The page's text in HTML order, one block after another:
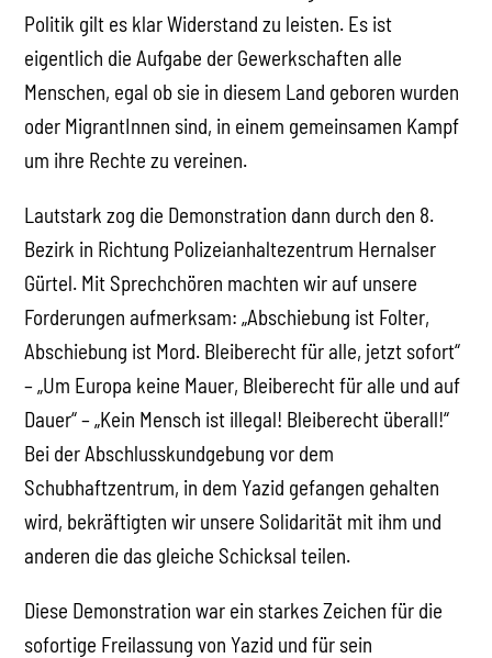
Politik gilt es klar Widerstand zu leisten. Es ist
eigentlich die Aufgabe der Gewerkschaften alle
Menschen, egal ob sie in diesem Land geboren wurden
oder MigrantInnen sind, in einem gemeinsamen Kampf
um ihre Rechte zu vereinen.
Lautstark zog die Demonstration dann durch den 8.
Bezirk in Richtung Polizeianhaltezentrum Hernalser
Gürtel. Mit Sprechchören machten wir auf unsere
Forderungen aufmerksam: „Abschiebung ist Folter,
Abschiebung ist Mord. Bleiberecht für alle, jetzt sofort“
– „Um Europa keine Mauer, Bleiberecht für alle und auf
Dauer“ – „Kein Mensch ist illegal! Bleiberecht überall!“
Bei der Abschlusskundgebung vor dem
Schubhaftzentrum, in dem Yazid gefangen gehalten
wird, bekräftigten wir unsere Solidarität mit ihm und
anderen die das gleiche Schicksal teilen.
Diese Demonstration war ein starkes Zeichen für die
sofortige Freilassung von Yazid und für sein